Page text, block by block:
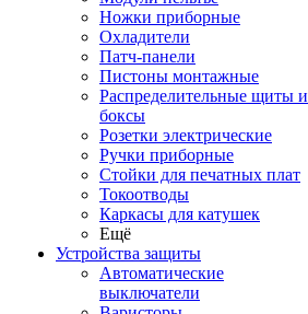
Ножки приборные
Охладители
Патч-панели
Пистоны монтажные
Распределительные щиты и
боксы
Розетки электрические
Ручки приборные
Стойки для печатных плат
Токоотводы
Каркасы для катушек
Ещё
Устройства защиты
Автоматические
выключатели